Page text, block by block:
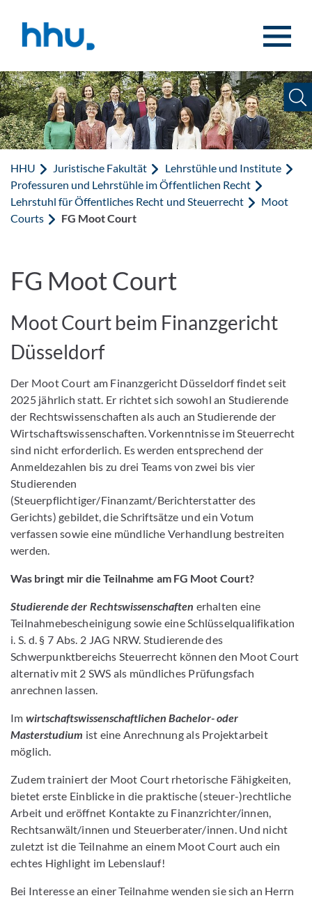
HHU Juristische Fakultät
Lehrstühle und Institute
Professuren und Lehrstühle im Öffentlichen Recht
Lehrstuhl für Öffentliches Recht und Steuerrecht
Moot
Courts
FG Moot Court
FG Moot Court
Moot Court beim Finanzgericht
Düsseldorf
Der Moot Court am Finanzgericht Düsseldorf findet seit
2025 jährlich statt. Er richtet sich sowohl an Studierende
der Rechtswissenschaften als auch an Studierende der
Wirtschaftswissenschaften. Vorkenntnisse im Steuerrecht
sind nicht erforderlich. Es werden entsprechend der
Anmeldezahlen bis zu drei Teams von zwei bis vier
Studierenden
(Steuerpflichtiger/Finanzamt/Berichterstatter des
Gerichts) gebildet, die Schriftsätze und ein Votum
verfassen sowie eine mündliche Verhandlung bestreiten
werden.
Was bringt mir die Teilnahme am FG Moot Court?
Studierende der Rechtswissenschaften erhalten eine
Teilnahmebescheinigung sowie eine Schlüsselqualifikation
i. S. d. § 7 Abs. 2 JAG NRW. Studierende des
Schwerpunktbereichs Steuerrecht können den Moot Court
alternativ mit 2 SWS als mündliches Prüfungsfach
anrechnen lassen.
Im wirtschaftswissenschaftlichen Bachelor- oder
Masterstudium ist eine Anrechnung als Projektarbeit
möglich.
Zudem trainiert der Moot Court rhetorische Fähigkeiten,
bietet erste Einblicke in die praktische (steuer-)rechtliche
Arbeit und eröffnet Kontakte zu Finanzrichter/innen,
Rechtsanwält/innen und Steuerberater/innen. Und nicht
zuletzt ist die Teilnahme an einem Moot Court auch ein
echtes Highlight im Lebenslauf!
Bei Interesse an einer Teilnahme wenden sie sich an Herrn